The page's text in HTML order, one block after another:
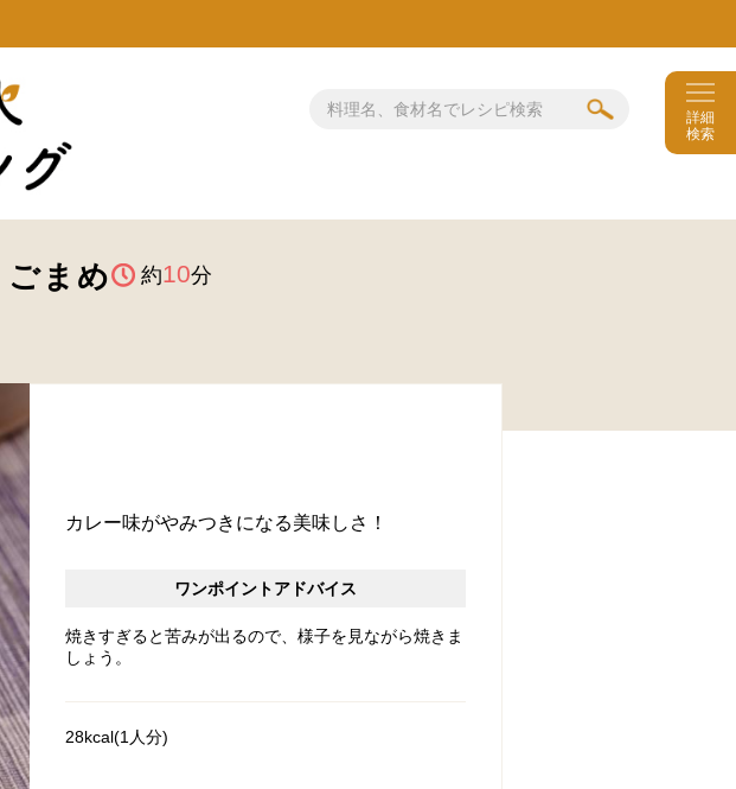
詳細
検索
まめ 約10分
カレー味がやみつきになる美味しさ！
ワンポイントアドバイス
焼きすぎると苦みが出るので、様子を見ながら焼きま
しょう。
28kcal(1人分)